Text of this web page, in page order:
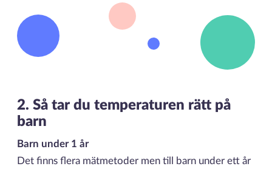
2. Så tar du temperaturen rätt på
barn
Barn under 1 år
Det finns flera mätmetoder men till barn under ett år